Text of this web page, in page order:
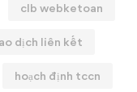
clb webketoan
dịch liên kết
hoạch định tccn